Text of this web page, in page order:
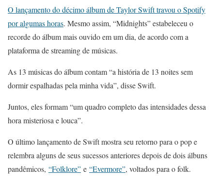
O lançamento do décimo álbum de Taylor Swift travou o Spotify
por algumas horas. Mesmo assim, “Midnights” estabeleceu o
recorde do álbum mais ouvido em um dia, de acordo com a
plataforma de streaming de músicas.
As 13 músicas do álbum contam “a história de 13 noites sem
dormir espalhadas pela minha vida”, disse Swift.
Juntos, eles formam “um quadro completo das intensidades dessa
hora misteriosa e louca”.
O último lançamento de Swift mostra seu retorno para o pop e
relembra alguns de seus sucessos anteriores depois de dois álbuns
pandêmicos, “Folklore” e “Evermore”, voltados para o folk.